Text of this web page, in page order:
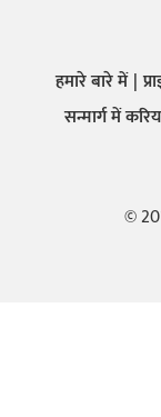
हमारे बारे में
सन्मार्ग में
©